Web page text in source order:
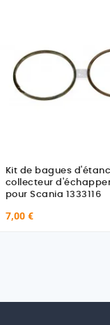
Kit de bagues
collecteur
pour Scania 1333116
7,00 €